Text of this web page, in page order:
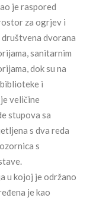
je raspored
za ogrjev i
dvorana
sanitarnim
dok su na
i
veličine
stupova sa
s dva reda
s
u kojoj je održano
je kao